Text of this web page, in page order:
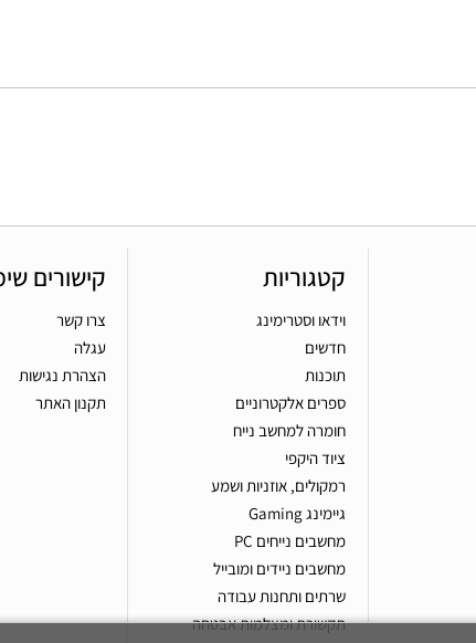
קטגוריות
וידאו וסטרימינג
חדשים
תוכנות
ספרים אלקטרוניים
חומרה למחשב נייח
ציוד היקפי
רמקולים, אוזניות ושמע
גיימינג Gaming
מחשבים נייחים PC
מחשבים ניידים ומובייל
שרתים ותחנות עבודה
תקשורת ומצלמות אבטחה
קישורים
צרו קשר
עגלה
הצהרת נגישות
תקנון האתר